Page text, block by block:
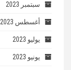
سبتمبر 2023
أغسطس 2023
يوليو 2023
يونيو 2023